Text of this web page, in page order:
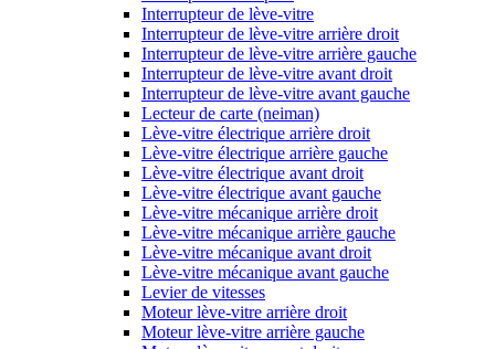
Interrupteur de lève-vitre
Interrupteur de lève-vitre arrière droit
Interrupteur de lève-vitre arrière gauche
Interrupteur de lève-vitre avant droit
Interrupteur de lève-vitre avant gauche
Lecteur de carte (neiman)
Lève-vitre électrique arrière droit
Lève-vitre électrique arrière gauche
Lève-vitre électrique avant droit
Lève-vitre électrique avant gauche
Lève-vitre mécanique arrière droit
Lève-vitre mécanique arrière gauche
Lève-vitre mécanique avant droit
Lève-vitre mécanique avant gauche
Levier de vitesses
Moteur lève-vitre arrière droit
Moteur lève-vitre arrière gauche